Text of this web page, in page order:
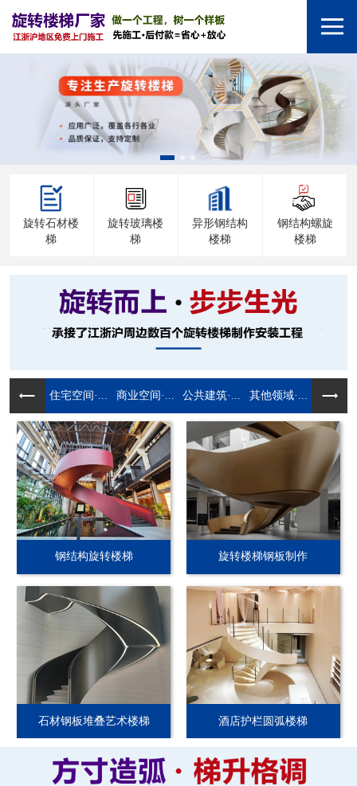
旋转石材楼
梯
旋转玻璃楼
梯
异形钢结构
楼梯
钢结构螺旋
楼梯
住宅空间·... 商业空间·... 公共建筑·... 其他领域·...
钢结构旋转楼梯 旋转楼梯钢板制作
石材钢板堆叠艺术楼梯 酒店护栏圆弧楼梯